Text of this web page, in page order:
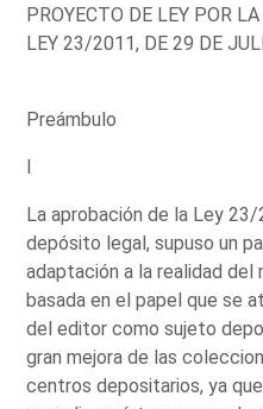
PROYECTO DE LEY POR
LEY 23/2011, DE 29 DE
Preámbulo
I
La aprobación de la Ley
depósito legal, supuso un
adaptación a la realidad del
basada en el papel que se
del editor como sujeto
gran mejora de las
centros depositarios, ya